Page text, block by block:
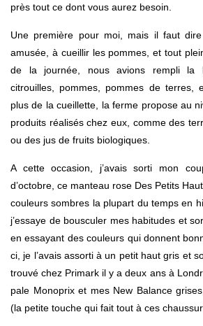
près tout ce dont vous aurez besoin.
Une première pour moi, mais il faut
amusée, à cueillir les pommes, et tout
de la journée, nous avions rempli la
citrouilles, pommes, pommes de terres,
plus de la cueillette, la ferme propose au
produits réalisés chez eux, comme des
ou des jus de fruits biologiques.
A cette occasion, j’avais sorti mon
d’octobre, ce manteau rose Des Petits
couleurs sombres la plupart du temps en
j’essaye de bousculer mes habitudes et
en essayant des couleurs qui donnent
ci, je l’avais assorti à un petit haut gris et
trouvé chez Primark il y a deux ans à
pale Monoprix et mes New Balance
(la petite touche qui fait tout à ces